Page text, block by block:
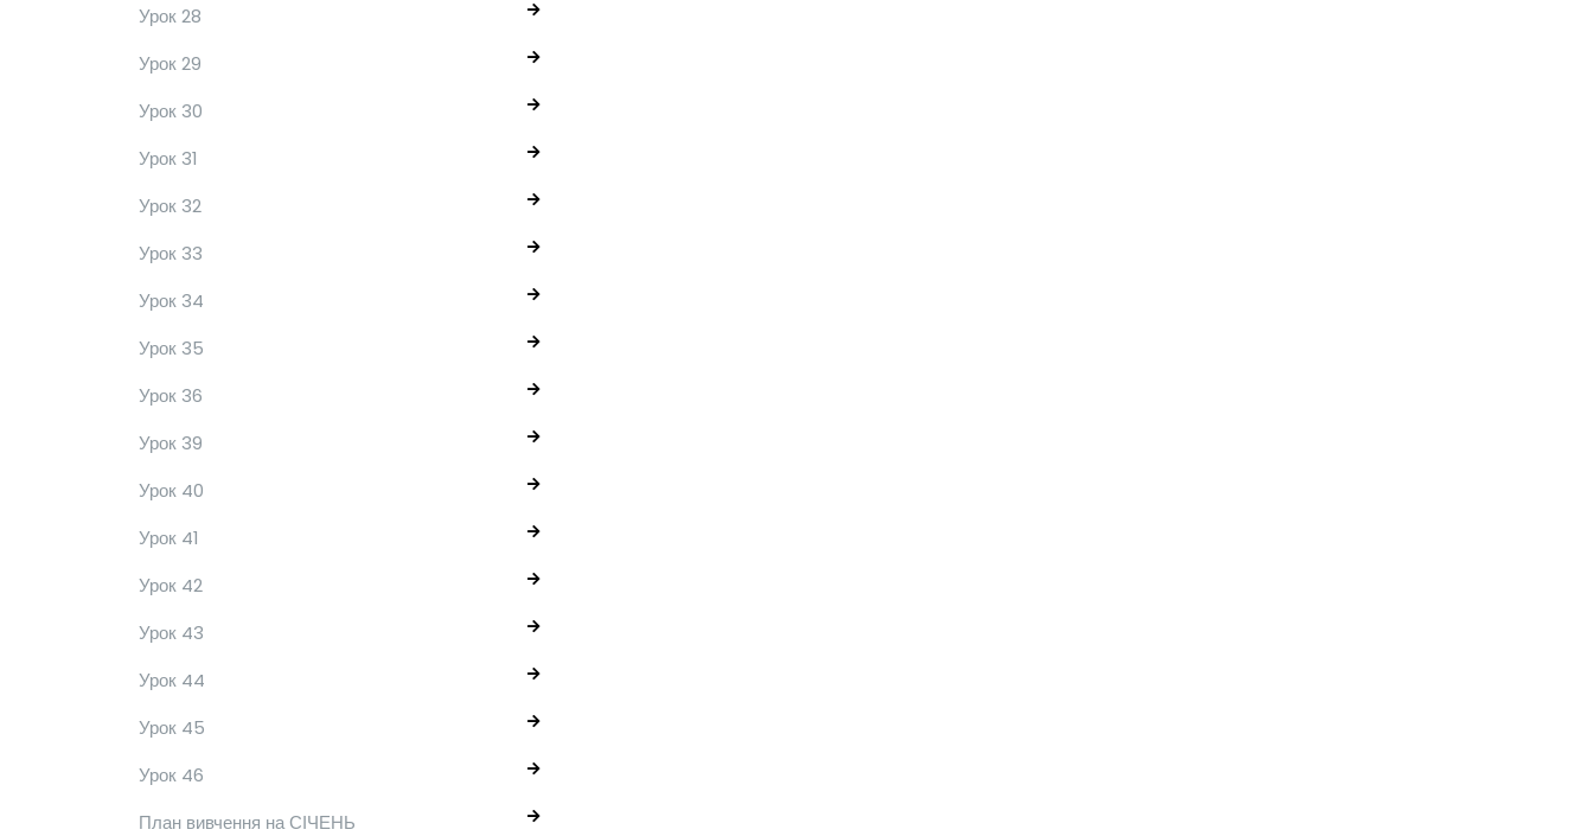
Урок 28
Урок 29
Урок 30
Урок 31
Урок 32
Урок 33
Урок 34
Урок 35
Урок 36
Урок 39
Урок 40
Урок 41
Урок 42
Урок 43
Урок 44
Урок 45
Урок 46
План вивчення на СІЧЕНЬ